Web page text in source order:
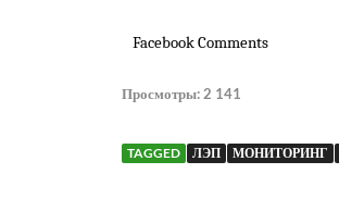
Facebook Comments
Просмотры: 2 141
TAGGED ЛЭП МОНИТОРИНГ